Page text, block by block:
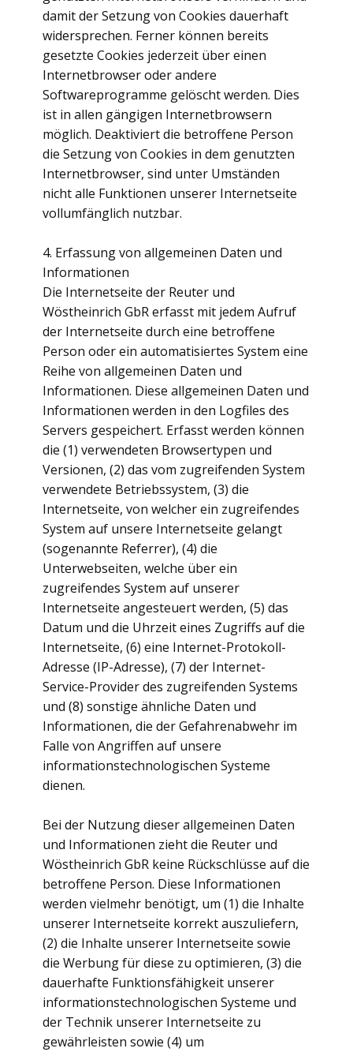
damit der Setzung von Cookies dauerhaft
widersprechen. Ferner können bereits
gesetzte Cookies jederzeit über einen
Internetbrowser oder andere
Softwareprogramme gelöscht werden. Dies
ist in allen gängigen Internetbrowsern
möglich. Deaktiviert die betroffene Person
die Setzung von Cookies in dem genutzten
Internetbrowser, sind unter Umständen
nicht alle Funktionen unserer Internetseite
vollumfänglich nutzbar.
4. Erfassung von allgemeinen Daten und
Informationen
Die Internetseite der Reuter und
Wöstheinrich GbR erfasst mit jedem Aufruf
der Internetseite durch eine betroffene
Person oder ein automatisiertes System eine
Reihe von allgemeinen Daten und
Informationen. Diese allgemeinen Daten und
Informationen werden in den Logfiles des
Servers gespeichert. Erfasst werden können
die (1) verwendeten Browsertypen und
Versionen, (2) das vom zugreifenden System
verwendete Betriebssystem, (3) die
Internetseite, von welcher ein zugreifendes
System auf unsere Internetseite gelangt
(sogenannte Referrer), (4) die
Unterwebseiten, welche über ein
zugreifendes System auf unserer
Internetseite angesteuert werden, (5) das
Datum und die Uhrzeit eines Zugriffs auf die
Internetseite, (6) eine Internet-Protokoll-
Adresse (IP-Adresse), (7) der Internet-
Service-Provider des zugreifenden Systems
und (8) sonstige ähnliche Daten und
Informationen, die der Gefahrenabwehr im
Falle von Angriffen auf unsere
informationstechnologischen Systeme
dienen.
Bei der Nutzung dieser allgemeinen Daten
und Informationen zieht die Reuter und
Wöstheinrich GbR keine Rückschlüsse auf die
betroffene Person. Diese Informationen
werden vielmehr benötigt, um (1) die Inhalte
unserer Internetseite korrekt auszuliefern,
(2) die Inhalte unserer Internetseite sowie
die Werbung für diese zu optimieren, (3) die
dauerhafte Funktionsfähigkeit unserer
informationstechnologischen Systeme und
der Technik unserer Internetseite zu
gewährleisten sowie (4) um